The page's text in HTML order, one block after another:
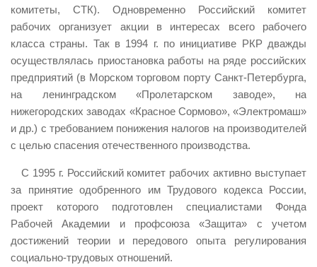
комитеты, СТК). Одновременно Российский комитет
рабочих организует акции в интересах всего рабочего
класса страны. Так в 1994 г. по инициативе РКР дважды
осуществлялась приостановка работы на ряде российских
предприятий (в Морском торговом порту Санкт-Петербурга,
на ленинградском «Пролетарском заводе», на
нижегородских заводах «Красное Сормово», «Электромаш»
и др.) с требованием понижения налогов на производителей
с целью спасения отечественного производства.
С 1995 г. Российский комитет рабочих активно выступает
за принятие одобренного им Трудового кодекса России,
проект которого подготовлен специалистами Фонда
Рабочей Академии и профсоюза «Защита» с учетом
достижений теории и передового опыта регулирования
социально-трудовых отношений.